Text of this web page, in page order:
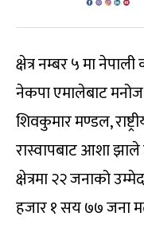
क्षेत्र नम्बर ५ मा
नेकपा एमालेबाट मनोज
शिवकुमार मण्डल,
रास्वापबाट आशा झाले
क्षेत्रमा २२ जनाको
हजार १ सय ७७ जना